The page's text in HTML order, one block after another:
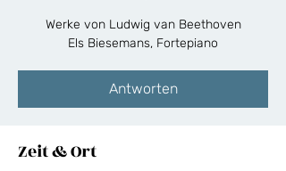
Werke von Ludwig van Beethoven
Els Biesemans, Fortepiano
Antworten
Zeit & Ort